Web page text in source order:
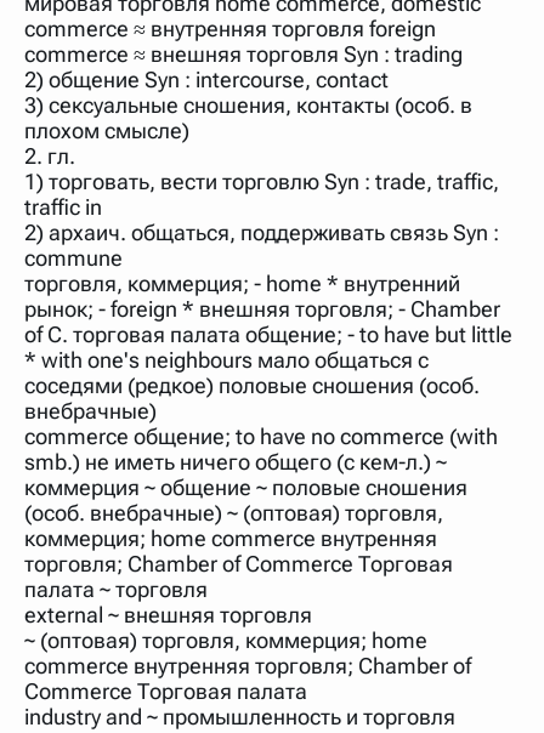
нужно будет нажать на кнопку "Найти".
Для более сложных случаев существует возможность
указывать несколько слов в запросе. Например, если
написать в строке запроса "Пушкин поэт" и нажать
"Найти", выведутся все словарные статьи о поэте
Пушкине, но не о городе.
В сложных запросах тоже могут присутствовать
неизвестные буквы. Например, в кроссворде есть
слово "***м***ов", в задании "русский поэт 19 века".
Пишем в Reword первым словом "***м***ов", далее
через пробел "поэт". Получается "***м***ов поэт" (без
кавычек). Нажимаем "Найти" и получаем статью
"Лермонтов" и не только.
Порядок словарей можно изменять, перетаскивая
словарь вверх или вниз за прямоугольник слева от
названия словаря. Также можно выключать ненужные
словари.
commerce ≈ внутренняя торговля foreign
commerce ≈ внешняя торговля Syn : trading
2) общение Syn : intercourse, contact
3) сексуальные сношения, контакты (особ. в
плохом смысле)
2. гл.
1) торговать, вести торговлю Syn : trade, traffic,
traffic in
2) архаич. общаться, поддерживать связь Syn :
commune
торговля, коммерция; - home * внутренний
рынок; - foreign * внешняя торговля; - Chamber
of C. торговая палата общение; - to have but little
* with one's neighbours мало общаться с
соседями (редкое) половые сношения (особ.
внебрачные)
commerce общение; to have no commerce (with
smb.) не иметь ничего общего (с кем-л.) ~
коммерция ~ общение ~ половые сношения
(особ. внебрачные) ~ (оптовая) торговля,
коммерция; home commerce внутренняя
торговля; Chamber of Commerce Торговая
палата ~ торговля
external ~ внешняя торговля
~ (оптовая) торговля, коммерция; home
commerce внутренняя торговля; Chamber of
Commerce Торговая палата
industry and ~ промышленность и торговля